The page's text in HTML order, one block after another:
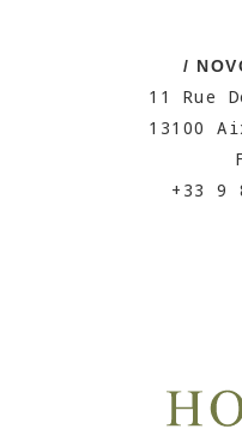
/
11 Rue
13100
+33 9